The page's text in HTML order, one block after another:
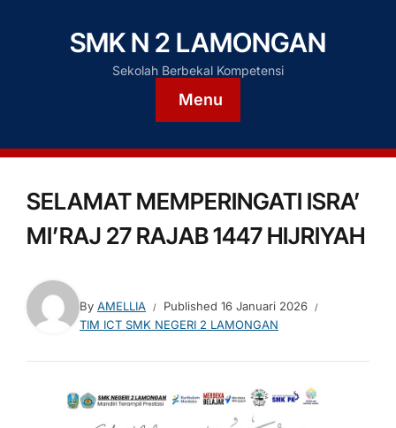
SMK N 2 LAMONGAN
Sekolah Berbekal Kompetensi
Menu
SELAMAT MEMPERINGATI ISRA’
MI’RAJ 27 RAJAB 1447 HIJRIYAH
By AMELLIA Published 16 Januari 2026
TIM ICT SMK NEGERI 2 LAMONGAN